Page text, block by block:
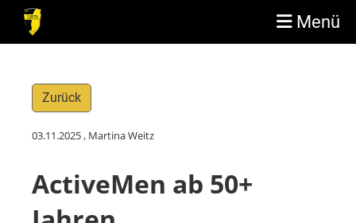
Menü
Zurück
03.11.2025, Martina Weitz
ActiveMen ab 50+